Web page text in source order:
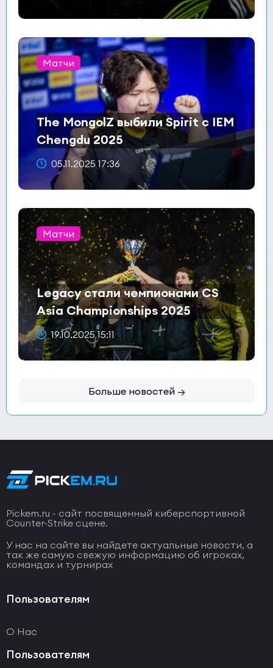
Матчи
The MongolZ выбили Spirit с IEM
Chengdu 2025
05.11.2025 17:36
Матчи
Legacy стали чемпионами CS
Asia Championships 2025
19.10.2025 15:11
Больше новостей →
Pickem.ru - сайт посвященный киберспортивной
Counter-Strike сцене.
У нас на сайте вы найдете актуальные новости, а
так же самую свежую информацию об игроках,
командах и турнирах
Пользователям
О Нас
Пользователям